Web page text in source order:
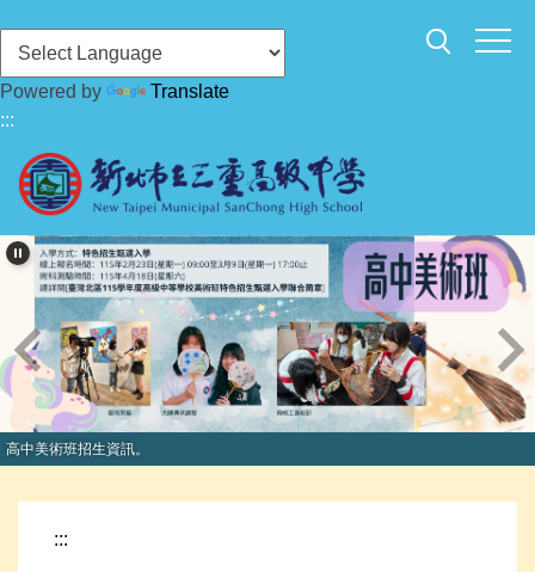
到
主
要
內
容
區
Powered by
Translate
:::
高中美術班招生資訊。
:::